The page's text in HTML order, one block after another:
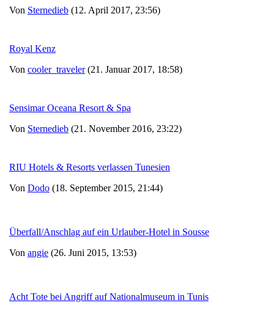
Von Sternedieb (12. April 2017, 23:56)
Royal Kenz
Von cooler_traveler(21. Januar 2017, 18:58)
Sensimar Oceana Resort & Spa
Von Sternedieb (21. November 2016, 23:22)
RIU Hotels & Resorts verlassen Tunesien
Von Dodo (18. September 2015, 21:44)
Überfall/Anschlag auf ein Urlauber-Hotel in Sousse
Von angie (26. Juni 2015, 13:53)
Acht Tote bei Angriff auf Nationalmuseum in Tunis